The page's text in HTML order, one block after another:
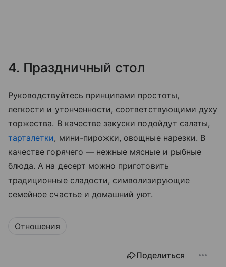
4. Праздничный стол
Руководствуйтесь принципами простоты,
легкости и утонченности, соответствующими духу
торжества. В качестве закуски подойдут салаты,
тарталетки, мини-пирожки, овощные нарезки. В
качестве горячего — нежные мясные и рыбные
блюда. А на десерт можно приготовить
традиционные сладости, символизирующие
семейное счастье и домашний уют.
Отношения
Поделиться